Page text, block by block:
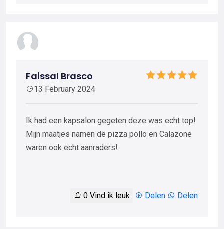
Faissal Brasco
13 February 2024
Ik had een kapsalon gegeten deze was echt top!
Mijn maatjes namen de pizza pollo en Calazone
waren ook echt aanraders!
0 Vind ik leuk Delen Delen